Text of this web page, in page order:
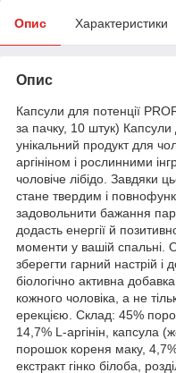
Опис Характеристики
Опис
Капсули для потенції
за пачку, 10 штук)
унікальний продукт для
аргініном і рослинними
чоловіче лібідо. Завдяки
стане твердим і
задовольнити бажання
додасть енергії й
моменти у вашій спальні.
зберегти гарний настрій і
біологічно активна
кожного чоловіка, а не
ерекцією. Склад: 45%
14,7% L-аргінін, капсула
порошок кореня маку,
екстракт гінко білоба,